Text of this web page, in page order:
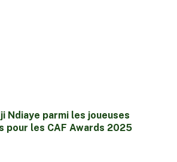
Ndiaye parmi les joueuses
pour les CAF Awards 2025